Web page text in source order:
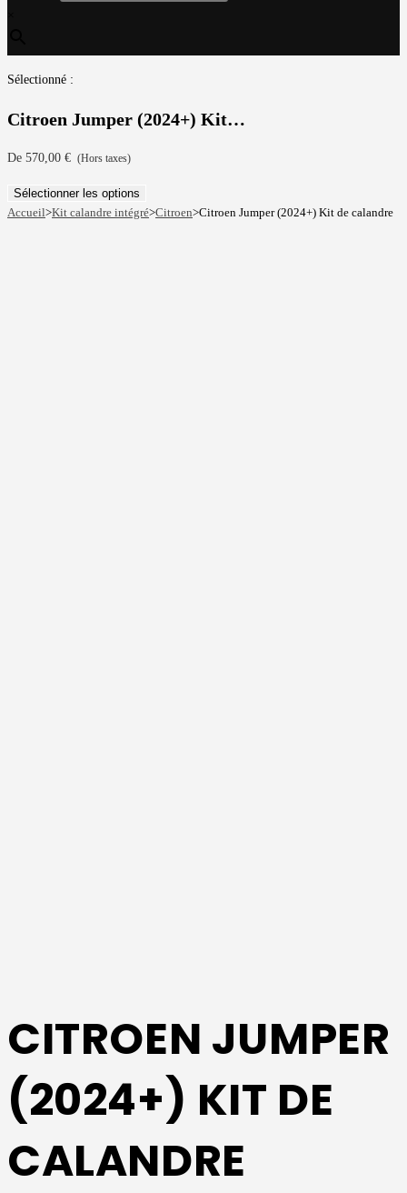
Sélectionné :
Citroen Jumper (2024+) Kit…
De 570,00 € (Hors taxes)
Sélectionner les options
Accueil>Kit calandre intégré>Citroen>Citroen Jumper (2024+) Kit de calandre
CITROEN JUMPER
(2024+) KIT DE
CALANDRE